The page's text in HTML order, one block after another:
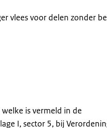
vlees voor delen zonder
is vermeld in de
I, sector 5, bij